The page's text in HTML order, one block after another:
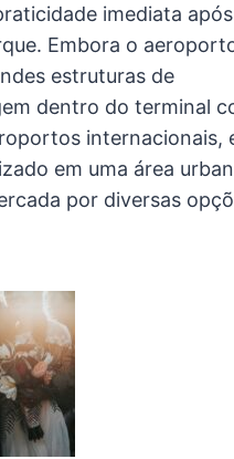
imediata
Embora o
estruturas de
dentro do terminal
internacionais,
em uma área
por diversas